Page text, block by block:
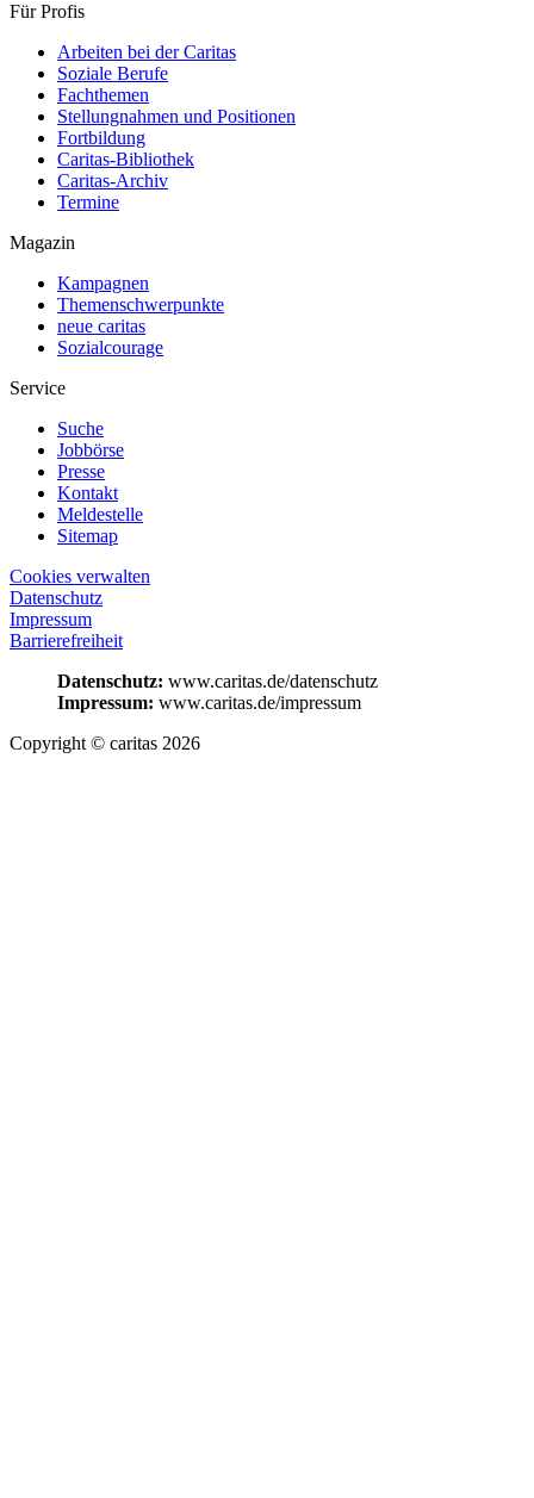
Für Profis
Arbeiten bei der Caritas
Soziale Berufe
Fachthemen
Stellungnahmen und Positionen
Fortbildung
Caritas-Bibliothek
Caritas-Archiv
Termine
Magazin
Kampagnen
Themenschwerpunkte
neue caritas
Sozialcourage
Service
Suche
Jobbörse
Presse
Kontakt
Meldestelle
Sitemap
Cookies verwalten
Datenschutz
Impressum
Barrierefreiheit
Datenschutz: www.caritas.de/datenschutz
Impressum: www.caritas.de/impressum
Copyright © caritas 2026